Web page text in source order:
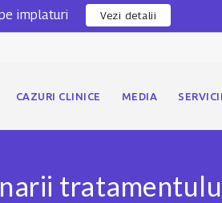
implaturi Vezi detalii
CAZURI CLINICE MEDIA SERVICII